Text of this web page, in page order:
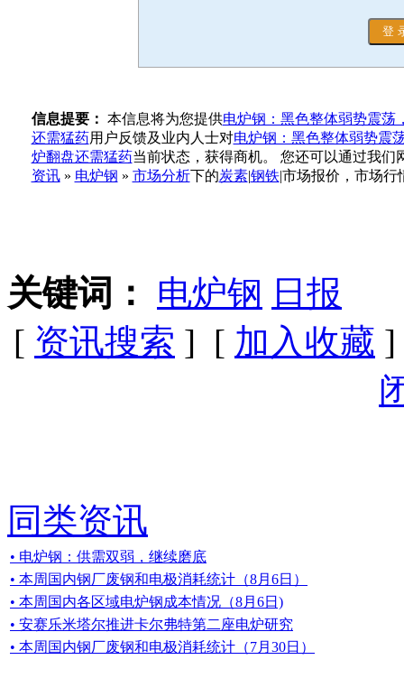
信息提要： 本信息将为您提供电炉钢：黑色整体弱势震荡
还需猛药用户反馈及业内人士对电炉钢：黑色整体弱势震
炉翻盘还需猛药当前状态，获得商机。 您还可以通过我们
资讯» 电炉钢 » 市场分析下的炭素|钢铁|市场报价，市场行
关键词： 电炉钢 日报
[ 资讯搜索 ] [ 加入收藏
同类资讯
• 电炉钢：供需双弱，继续磨底
• 本周国内钢厂废钢和电极消耗统计（8月6日）
• 本周国内各区域电炉钢成本情况（8月6日)
• 安赛乐米塔尔推进卡尔弗特第二座电炉研究
• 本周国内钢厂废钢和电极消耗统计（7月30日）